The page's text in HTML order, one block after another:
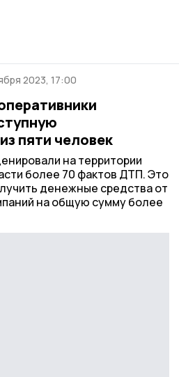
2023, 17:00
пяти человек
на территории
более 70 фактов ДТП. Это
денежные средства от
на общую сумму более